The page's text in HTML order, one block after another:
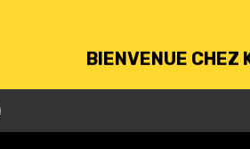
LIVRAISON GRATUITE À